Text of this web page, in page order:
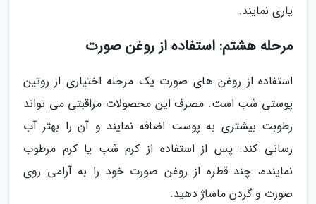
یاری نمایند.
مرحله هشتم: استفاده از روغن صورت
استفاده از روغن های صورت یک مرحله اختیاری از روتین
پوستی شب است. مصرف این محصولات مراقبتی می تواند
رطوبت بیشتری به پوست اضافه نمایند و آن را بهتر آب
رسانی کند. پس از استفاده از کرم شب یا کرم مرطوب
نماینده، چند قطره از روغن صورت خود را به آرامی روی
صورت و گردن ماساژ دهید.